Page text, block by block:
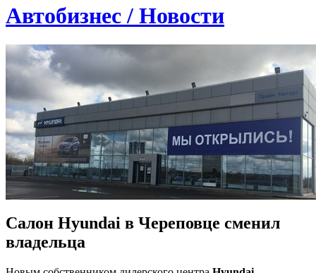
Автобизнес / Новости
Салон Hyundai в Череповце сменил
владельца